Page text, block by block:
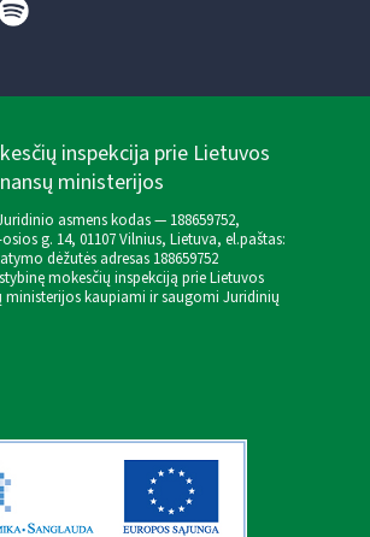
inspekcija prie Lietuvos
ministerijos
asmens kodas — 188659752,
g. 14, 01107 Vilnius, Lietuva, el.paštas:
dėžutės adresas 188659752
mokesčių inspekciją prie Lietuvos
ministerijos kaupiami ir saugomi Juridinių